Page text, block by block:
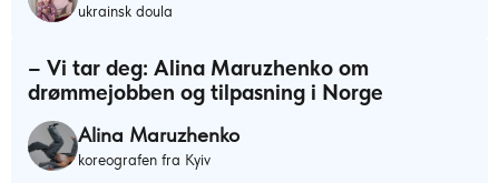
ukrainsk doula
– Vi tar deg: Alina Maruzhenko om
drømmejobben og tilpasning i Norge
Alina Maruzhenko
koreografen fra Kyiv